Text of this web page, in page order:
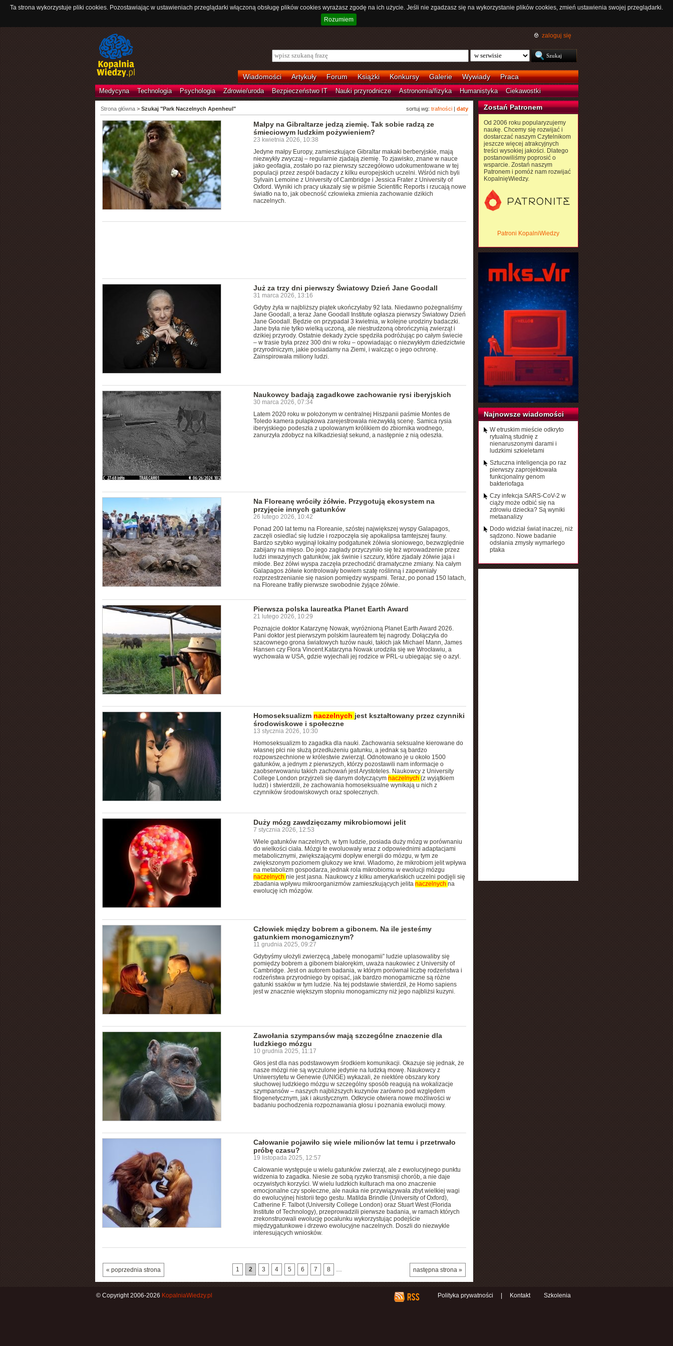
Ta strona wykorzystuje pliki cookies. Pozostawiając w ustawieniach przeglądarki włączoną obsługę plików cookies wyrażasz zgodę na ich użycie. Jeśli nie zgadzasz się na wykorzystanie plików cookies, zmień ustawienia swojej przeglądarki.
Rozumiem
zaloguj się
Wiadomości Artykuły Forum Książki Konkursy Galerie Wywiady Praca
Medycyna Technologia Psychologia Zdrowie/uroda Bezpieczeństwo IT Nauki przyrodnicze Astronomia/fizyka Humanistyka Ciekawostki
sortuj wg: trafności| daty
Strona główna> Szukaj "Park Naczelnych Apenheul"
Małpy na Gibraltarze jedzą ziemię. Tak sobie radzą ze
śmieciowym ludzkim pożywieniem?
23 kwietnia 2026, 10:38
Jedyne małpy Europy, zamieszkujące Gibraltar makaki berberyjskie, mają
niezwykły zwyczaj – regularnie zjadają ziemię. To zjawisko, znane w nauce
jako geofagia, zostało po raz pierwszy szczegółowo udokumentowane w tej
populacji przez zespół badaczy z kilku europejskich uczelni. Wśród nich byli
Sylvain Lemoine z University of Cambridge i Jessica Frater z University of
Oxford. Wyniki ich pracy ukazały się w piśmie Scientific Reports i rzucają nowe
światło na to, jak obecność człowieka zmienia zachowanie dzikich
naczelnych.
Już za trzy dni pierwszy Światowy Dzień Jane Goodall
31 marca 2026, 13:16
Gdyby żyła w najbliższy piątek ukończyłaby 92 lata. Niedawno pożegnaliśmy
Jane Goodall, a teraz Jane Goodall Institute ogłasza pierwszy Światowy Dzień
Jane Goodall. Będzie on przypadał 3 kwietnia, w kolejne urodziny badaczki.
Jane była nie tylko wielką uczoną, ale niestrudzoną obrończynią zwierząt i
dzikiej przyrody. Ostatnie dekady życie spędziła podróżując po całym świecie
– w trasie była przez 300 dni w roku – opowiadając o niezwykłym dziedzictwie
przyrodniczym, jakie posiadamy na Ziemi, i walcząc o jego ochronę.
Zainspirowała miliony ludzi.
Naukowcy badają zagadkowe zachowanie rysi iberyjskich
30 marca 2026, 07:34
Latem 2020 roku w położonym w centralnej Hiszpanii paśmie Montes de
Toledo kamera pułapkowa zarejestrowała niezwykłą scenę. Samica rysia
iberyjskiego podeszła z upolowanym królikiem do zbiornika wodnego,
zanurzyła zdobycz na kilkadziesiąt sekund, a następnie z nią odeszła.
Na Floreanę wróciły żółwie. Przygotują ekosystem na
przyjęcie innych gatunków
26 lutego 2026, 10:42
Ponad 200 lat temu na Floreanie, szóstej największej wyspy Galapagos,
zaczęli osiedlać się ludzie i rozpoczęła się apokalipsa tamtejszej fauny.
Bardzo szybko wyginął lokalny podgatunek żółwia słoniowego, bezwzględnie
zabijany na mięso. Do jego zagłady przyczyniło się też wprowadzenie przez
ludzi inwazyjnych gatunków, jak świnie i szczury, które zjadały żółwie jaja i
młode. Bez żółwi wyspa zaczęła przechodzić dramatyczne zmiany. Na całym
Galapagos żółwie kontrolowały bowiem szatę roślinną i zapewniały
rozprzestrzenianie się nasion pomiędzy wyspami. Teraz, po ponad 150 latach,
na Floreane trafiły pierwsze swobodnie żyjące żółwie.
Pierwsza polska laureatka Planet Earth Award
21 lutego 2026, 10:29
Poznajcie doktor Katarzynę Nowak, wyróżnioną Planet Earth Award 2026.
Pani doktor jest pierwszym polskim laureatem tej nagrody. Dołączyła do
szacownego grona światowych tuzów nauki, takich jak Michael Mann, James
Hansen czy Flora Vincent.Katarzyna Nowak urodziła się we Wrocławiu, a
wychowała w USA, gdzie wyjechali jej rodzice w PRL-u ubiegając się o azyl.
Homoseksualizm naczelnych jest kształtowany przez czynniki
środowiskowe i społeczne
13 stycznia 2026, 10:30
Homoseksualizm to zagadka dla nauki. Zachowania seksualne kierowane do
własnej płci nie służą przedłużeniu gatunku, a jednak są bardzo
rozpowszechnione w królestwie zwierząt. Odnotowano je u około 1500
gatunków, a jednym z pierwszych, którzy pozostawili nam informacje o
zaobserwowaniu takich zachowań jest Arystoteles. Naukowcy z University
College London przyjrzeli się danym dotyczącym naczelnych (z wyjątkiem
ludzi) i stwierdzili, że zachowania homoseksualne wynikają u nich z
czynników środowiskowych oraz społecznych.
Duży mózg zawdzięczamy mikrobiomowi jelit
7 stycznia 2026, 12:53
Wiele gatunków naczelnych, w tym ludzie, posiada duży mózg w porównaniu
do wielkości ciała. Mózgi te ewoluowały wraz z odpowiednimi adaptacjami
metabolicznymi, zwiększającymi dopływ energii do mózgu, w tym ze
zwiększonym poziomem glukozy we krwi. Wiadomo, że mikrobiom jelit wpływa
na metabolizm gospodarza, jednak rola mikrobiomu w ewolucji mózgu
naczelnych nie jest jasna. Naukowcy z kilku amerykańskich uczelni podjęli się
zbadania wpływu mikroorganizmów zamieszkujących jelita naczelnych na
ewolucję ich mózgów.
Człowiek między bobrem a gibonem. Na ile jesteśmy
gatunkiem monogamicznym?
11 grudnia 2025, 09:27
Gdybyśmy ułożyli zwierzęcą „tabelę monogamii” ludzie uplasowaliby się
pomiędzy bobrem a gibonem białorękim, uważa naukowiec z University of
Cambridge. Jest on autorem badania, w którym porównał liczbę rodzeństwa i
rodzeństwa przyrodniego by opisać, jak bardzo monogamiczne są różne
gatunki ssaków w tym ludzie. Na tej podstawie stwierdził, że Homo sapiens
jest w znacznie większym stopniu monogamiczny niż jego najbliżsi kuzyni.
Zawołania szympansów mają szczególne znaczenie dla
ludzkiego mózgu
10 grudnia 2025, 11:17
Głos jest dla nas podstawowym środkiem komunikacji. Okazuje się jednak, że
nasze mózgi nie są wyczulone jedynie na ludzką mowę. Naukowcy z
Uniwersytetu w Genewie (UNIGE) wykazali, że niektóre obszary kory
słuchowej ludzkiego mózgu w szczególny sposób reagują na wokalizacje
szympansów – naszych najbliższych kuzynów zarówno pod względem
filogenetycznym, jak i akustycznym. Odkrycie otwiera nowe możliwości w
badaniu pochodzenia rozpoznawania głosu i poznania ewolucji mowy.
Całowanie pojawiło się wiele milionów lat temu i przetrwało
próbę czasu?
19 listopada 2025, 12:57
Całowanie występuje u wielu gatunków zwierząt, ale z ewolucyjnego punktu
widzenia to zagadka. Niesie ze sobą ryzyko transmisji chorób, a nie daje
oczywistych korzyści. W wielu ludzkich kulturach ma ono znaczenie
emocjonalne czy społeczne, ale nauka nie przywiązywała zbyt wielkiej wagi
do ewolucyjnej historii tego gestu. Matilda Brindle (University of Oxford),
Catherine F. Talbot (University College London) oraz Stuart West (Florida
Institute of Technology), przeprowadzili pierwsze badania, w ramach których
zrekonstruowali ewolucję pocałunku wykorzystując podejście
międzygatunkowe i drzewo ewolucyjne naczelnych. Doszli do niezwykle
interesujących wniosków.
« poprzednia strona następna strona »
1 2 3 4 5 6 7 8 …
Zostań Patronem
Od 2006 roku popularyzujemy
naukę. Chcemy się rozwijać i
dostarczać naszym Czytelnikom
jeszcze więcej atrakcyjnych
treści wysokiej jakości. Dlatego
postanowiliśmy poprosić o
wsparcie. Zostań naszym
Patronem i pomóż nam rozwijać
KopalnięWiedzy.
Patroni KopalniWiedzy
Najnowsze wiadomości
W etruskim mieście odkryto
rytualną studnię z
nienaruszonymi darami i
ludzkimi szkieletami
Sztuczna inteligencja po raz
pierwszy zaprojektowała
funkcjonalny genom
bakteriofaga
Czy infekcja SARS-CoV-2 w
ciąży może odbić się na
zdrowiu dziecka? Są wyniki
metaanalizy
Dodo widział świat inaczej, niż
sądzono. Nowe badanie
odsłania zmysły wymarłego
ptaka
Polityka prywatności Kontakt Szkolenia
© Copyright 2006-2026 KopalniaWiedzy.pl